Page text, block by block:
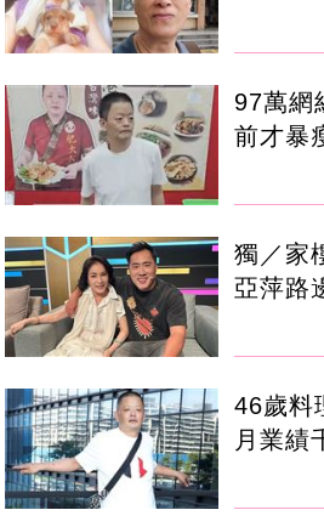
97萬
前才暴
獨／家
亞萍路
46歲料
月業績